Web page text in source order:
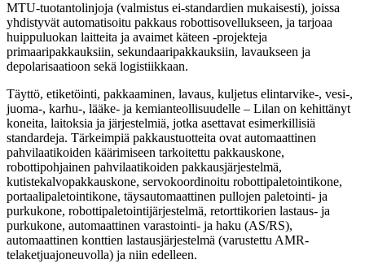
MTU-tuotantolinjoja (valmistus ei-standardien mukaisesti), joissa
yhdistyvät automatisoitu pakkaus robottisovellukseen, ja tarjoaa
huippuluokan laitteita ja avaimet käteen -projekteja
primaaripakkauksiin, sekundaaripakkauksiin, lavaukseen ja
depolarisaatioon sekä logistiikkaan.
Täyttö, etiketöinti, pakkaaminen, lavaus, kuljetus elintarvike-, vesi-,
juoma-, karhu-, lääke- ja kemianteollisuudelle – Lilan on kehittänyt
koneita, laitoksia ja järjestelmiä, jotka asettavat esimerkillisiä
standardeja. Tärkeimpiä pakkaustuotteita ovat automaattinen
pahvilaatikoiden käärimiseen tarkoitettu pakkauskone,
robottipohjainen pahvilaatikoiden pakkausjärjestelmä,
kutistekalvopakkauskone, servokoordinoitu robottipaletointikone,
portaalipaletointikone, täysautomaattinen pullojen paletointi- ja
purkukone, robottipaletointijärjestelmä, retorttikorien lastaus- ja
purkukone, automaattinen varastointi- ja haku (AS/RS),
automaattinen konttien lastausjärjestelmä (varustettu AMR-
telaketjuajoneuvolla) ja niin edelleen.